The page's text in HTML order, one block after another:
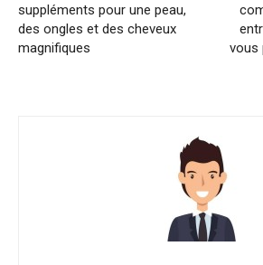
suppléments pour une peau,
des ongles et des cheveux
magnifiques
vous